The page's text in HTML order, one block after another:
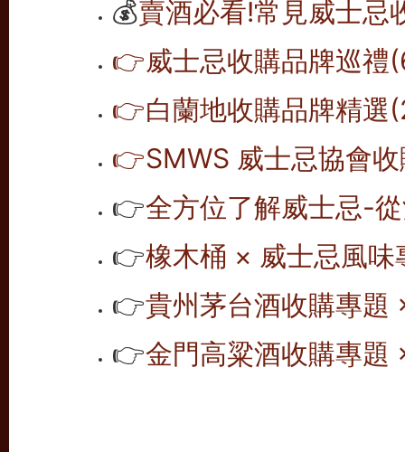
💰賣酒必看!常見威士忌
👉威士忌收購品牌巡禮
👉白蘭地收購品牌精選
👉SMWS 威士忌協會
👉全方位了解威士忌-
👉橡木桶 × 威士忌風味
👉貴州茅台酒收購專題
👉金門高粱酒收購專題